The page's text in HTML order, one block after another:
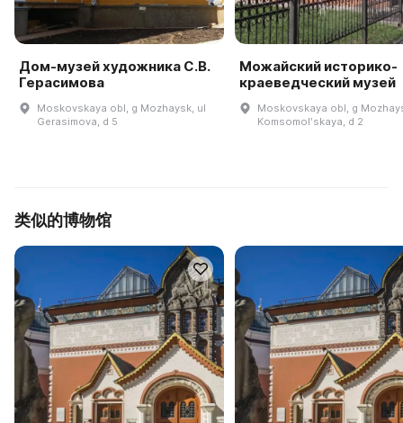
Дом-музей художника С.В.
Герасимова
Moskovskaya obl, g Mozhaysk, ul
Gerasimova, d 5
Можайский историко-
краеведческий музей
Moskovskaya obl, g
Komsomolʹskaya, d 2
类似的博物馆